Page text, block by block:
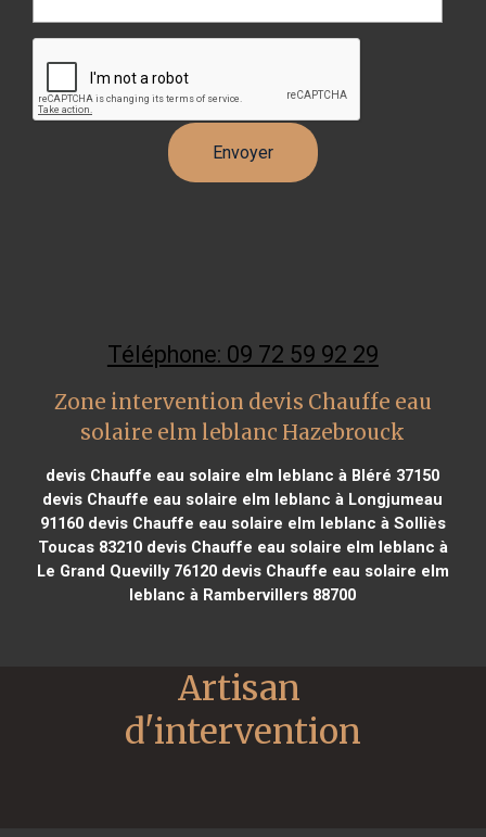
Téléphone: 09 72 59 92 29
Zone intervention devis Chauffe eau
solaire elm leblanc Hazebrouck
devis Chauffe eau solaire elm leblanc à Bléré 37150
devis Chauffe eau solaire elm leblanc à Longjumeau
91160devis Chauffe eau solaire elm leblanc à Solliès
Toucas 83210devis Chauffe eau solaire elm leblanc à
Le Grand Quevilly 76120devis Chauffe eau solaire elm
leblanc à Rambervillers 88700
Artisan
d'intervention